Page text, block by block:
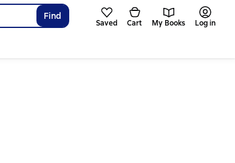
Find
Saved Cart My Books Log in